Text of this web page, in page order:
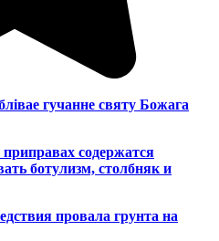
гучанне святу Божага
приправах содержатся
ботулизм, столбняк и
провала грунта на